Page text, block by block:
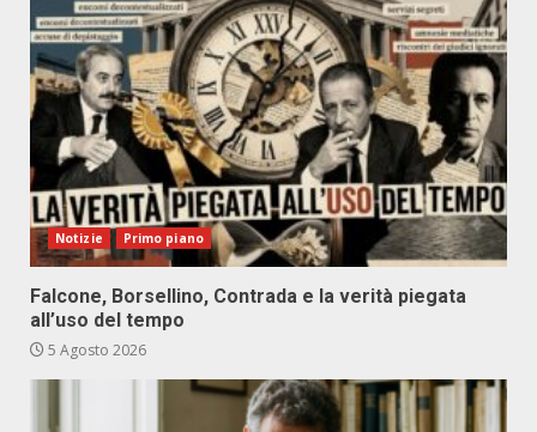
Notizie Primo piano
Falcone, Borsellino, Contrada e la verità piegata
all’uso del tempo
5 Agosto 2026